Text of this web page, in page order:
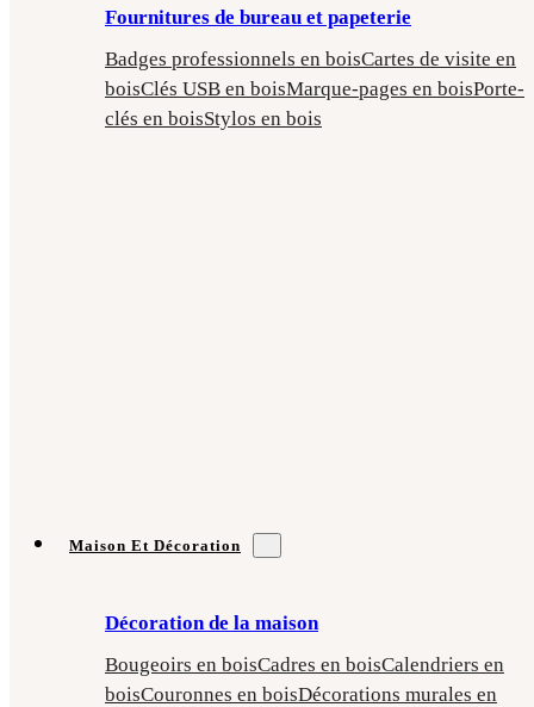
Fournitures de bureau et papeterie
Badges professionnels en boisCartes de visite en
boisClés USB en boisMarque-pages en boisPorte-
clés en boisStylos en bois
Maison Et Décoration
Décoration de la maison
Bougeoirs en boisCadres en boisCalendriers en
boisCouronnes en boisDécorations murales en